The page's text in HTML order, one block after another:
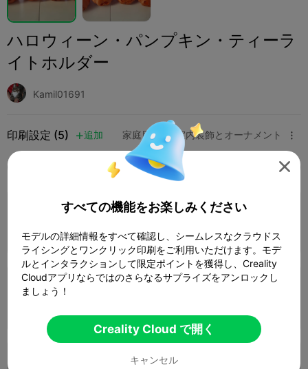
ハロウィーン・パンプキン・ティーラ
イトホルダー
Kamil01691
印刷設定 (5) 追加 家庭用品  室内装飾とオーナメント 
K2 Plus K2 Pro
0.2mm layer, 3 walls, 15% infill
 04h 56m 1 プレート  144.32g
0.22mm layer, 2 walls, 5% infill
0.2mm layer, 2 walls, 10% infill

すべての機能をお楽しみください
モデルの詳細情報をすべて確認し、シームレスなクラウドス
ライシングとワンクリック印刷をご利用いただけます。モデ
ルとインタラクションして限定ポイントを獲得し、Creality
Cloudアプリならではのさらなるサプライズをアンロックし
ましょう！
Creality Cloud で開く
キャンセル